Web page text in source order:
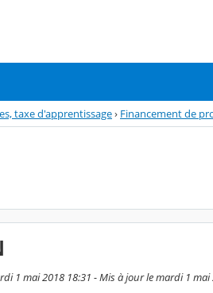
taxe d'apprentissage› Financement de
1 mai 2018 18:31 - Mis à jour le mardi 1 mai